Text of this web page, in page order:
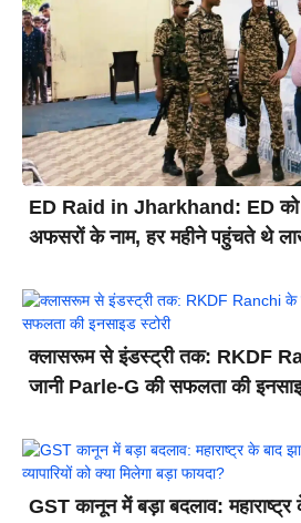
ED Raid in Jharkhand: ED को
अफसरों के नाम, हर महीने पहुंचते थे
क्लासरूम से इंडस्ट्री तक: RKDF
जानी Parle-G की सफलता की
GST कानून में बड़ा बदलाव: